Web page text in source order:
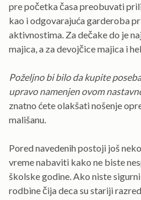
pre početka časa preobuvati
kao i odgovarajuća garderoba
aktivnostima. Za dečake do je
majica, a za devojčice majica i
Poželjno bi bilo da kupite
upravo namenjen ovom
znatno ćete olakšati nošenje
mališanu.
Pored navedenih postoji još
vreme nabaviti kako ne biste
školske godine. Ako niste
rodbine čija deca su stariji